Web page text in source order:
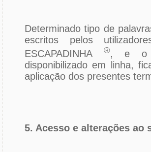
Determinado tipo de
escritos pelos
ESCAPADINHA ®, e o
disponibilizado em linha,
aplicação dos presentes
5. Acesso e alterações ao